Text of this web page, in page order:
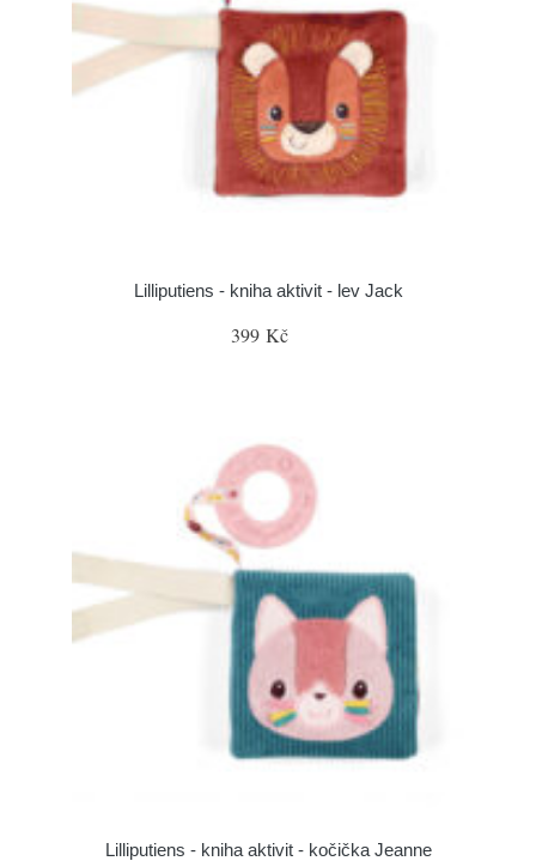
Lilliputiens - kniha aktivit - lev Jack
399 Kč
Lilliputiens - kniha aktivit - kočička Jeanne